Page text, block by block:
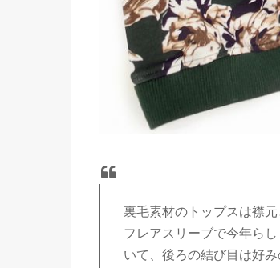
裏毛素材のトップスは襟
フレアスリーブで今年ら
いて、後ろの結び目は好